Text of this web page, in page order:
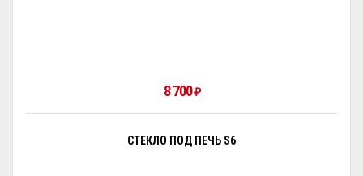
8 700₽
СТЕКЛО ПОД ПЕЧЬ S6